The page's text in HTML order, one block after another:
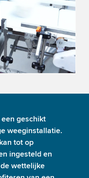
video
your activity.
the service
geschikt
weeginstallatie.
tot op
ingesteld en
wettelijke